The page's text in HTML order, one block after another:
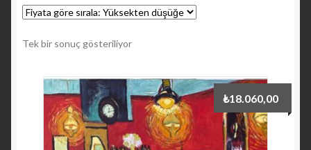
Tek bir sonuç gösteriliyor
₺18.060,00